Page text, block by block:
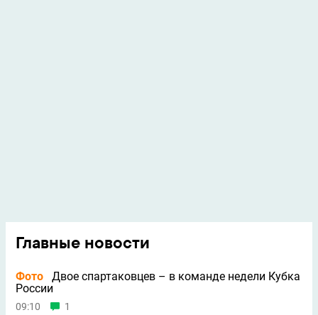
Главные новости
Фото
Двое спартаковцев – в команде недели Кубка
России
09:10 1